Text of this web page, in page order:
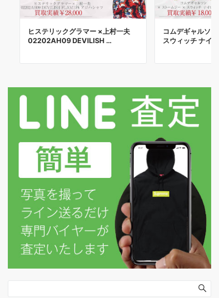
ヒステリックグラマー ×上村一夫
02202AH09 DEVILISH …
コムデギャルソ
スウィッチ ナイ